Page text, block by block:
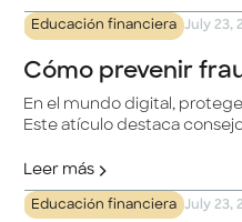
a paso sobre cómo
y sencilla.
Educación financiera July 23,
Cómo prevenir
En el mundo digital,
Este atículo destaca
hasta usar tarjetas digitales
la importancia de no
confidencial, verificar
Leer más
Educación financiera July 23,